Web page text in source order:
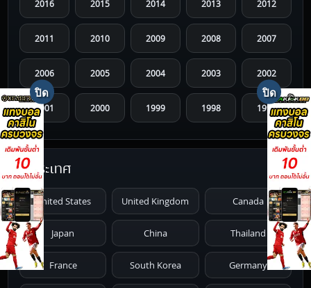
2016 2015 2014 2013 2012
2011 2010 2009 2008 2007
2006 2005 2004 2003 2002
2001 2000 1999 1998 1997
1996 1995 1994 1993 1992
1991 1987
1986 1985 1984 1983 1982
1981 1980 1979 1978 1977
1976 1975 1974 1973 1972
ประเทศ
United States United Kingdom Canada
Japan China Thailand
France South Korea Germany